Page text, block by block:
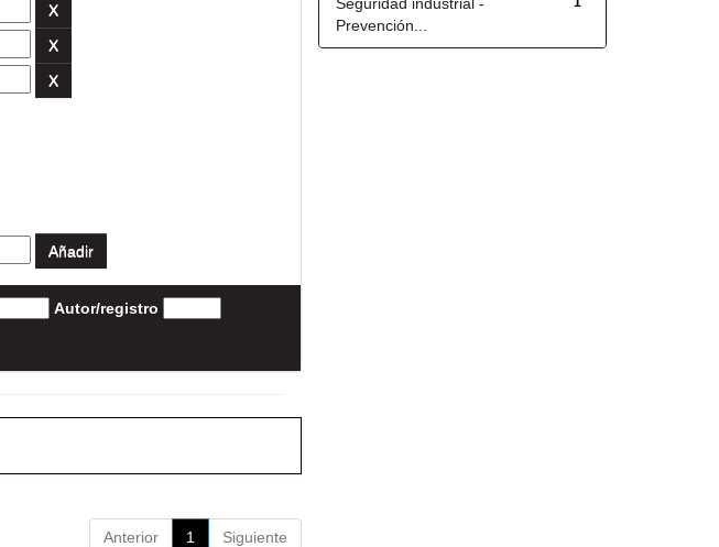
Autor/registro
Anterior 1 Siguiente
Prevención...